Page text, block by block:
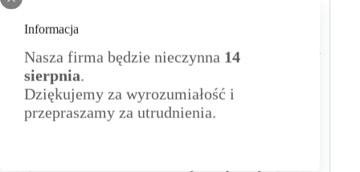
Informacja
Nasza firma będzie nieczynna 14
sierpnia.
Dziękujemy za wyrozumiałość i
przepraszamy za utrudnienia.
składniki płacowe);
planowanie czasu pracy pracownika w umowach
o pracę (zmiany kalendarza pracy w czasie
trwania umowy, określanie wyjątków), wydruki
kalendarzy miesięcznych i rocznych;
ewidencja umów zleceń, o dzieło
oraz kontraktów menedżerskich (m.in. kwotowe